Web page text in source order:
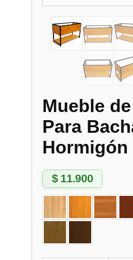
Mueble
Para
Hormigón
$11.900